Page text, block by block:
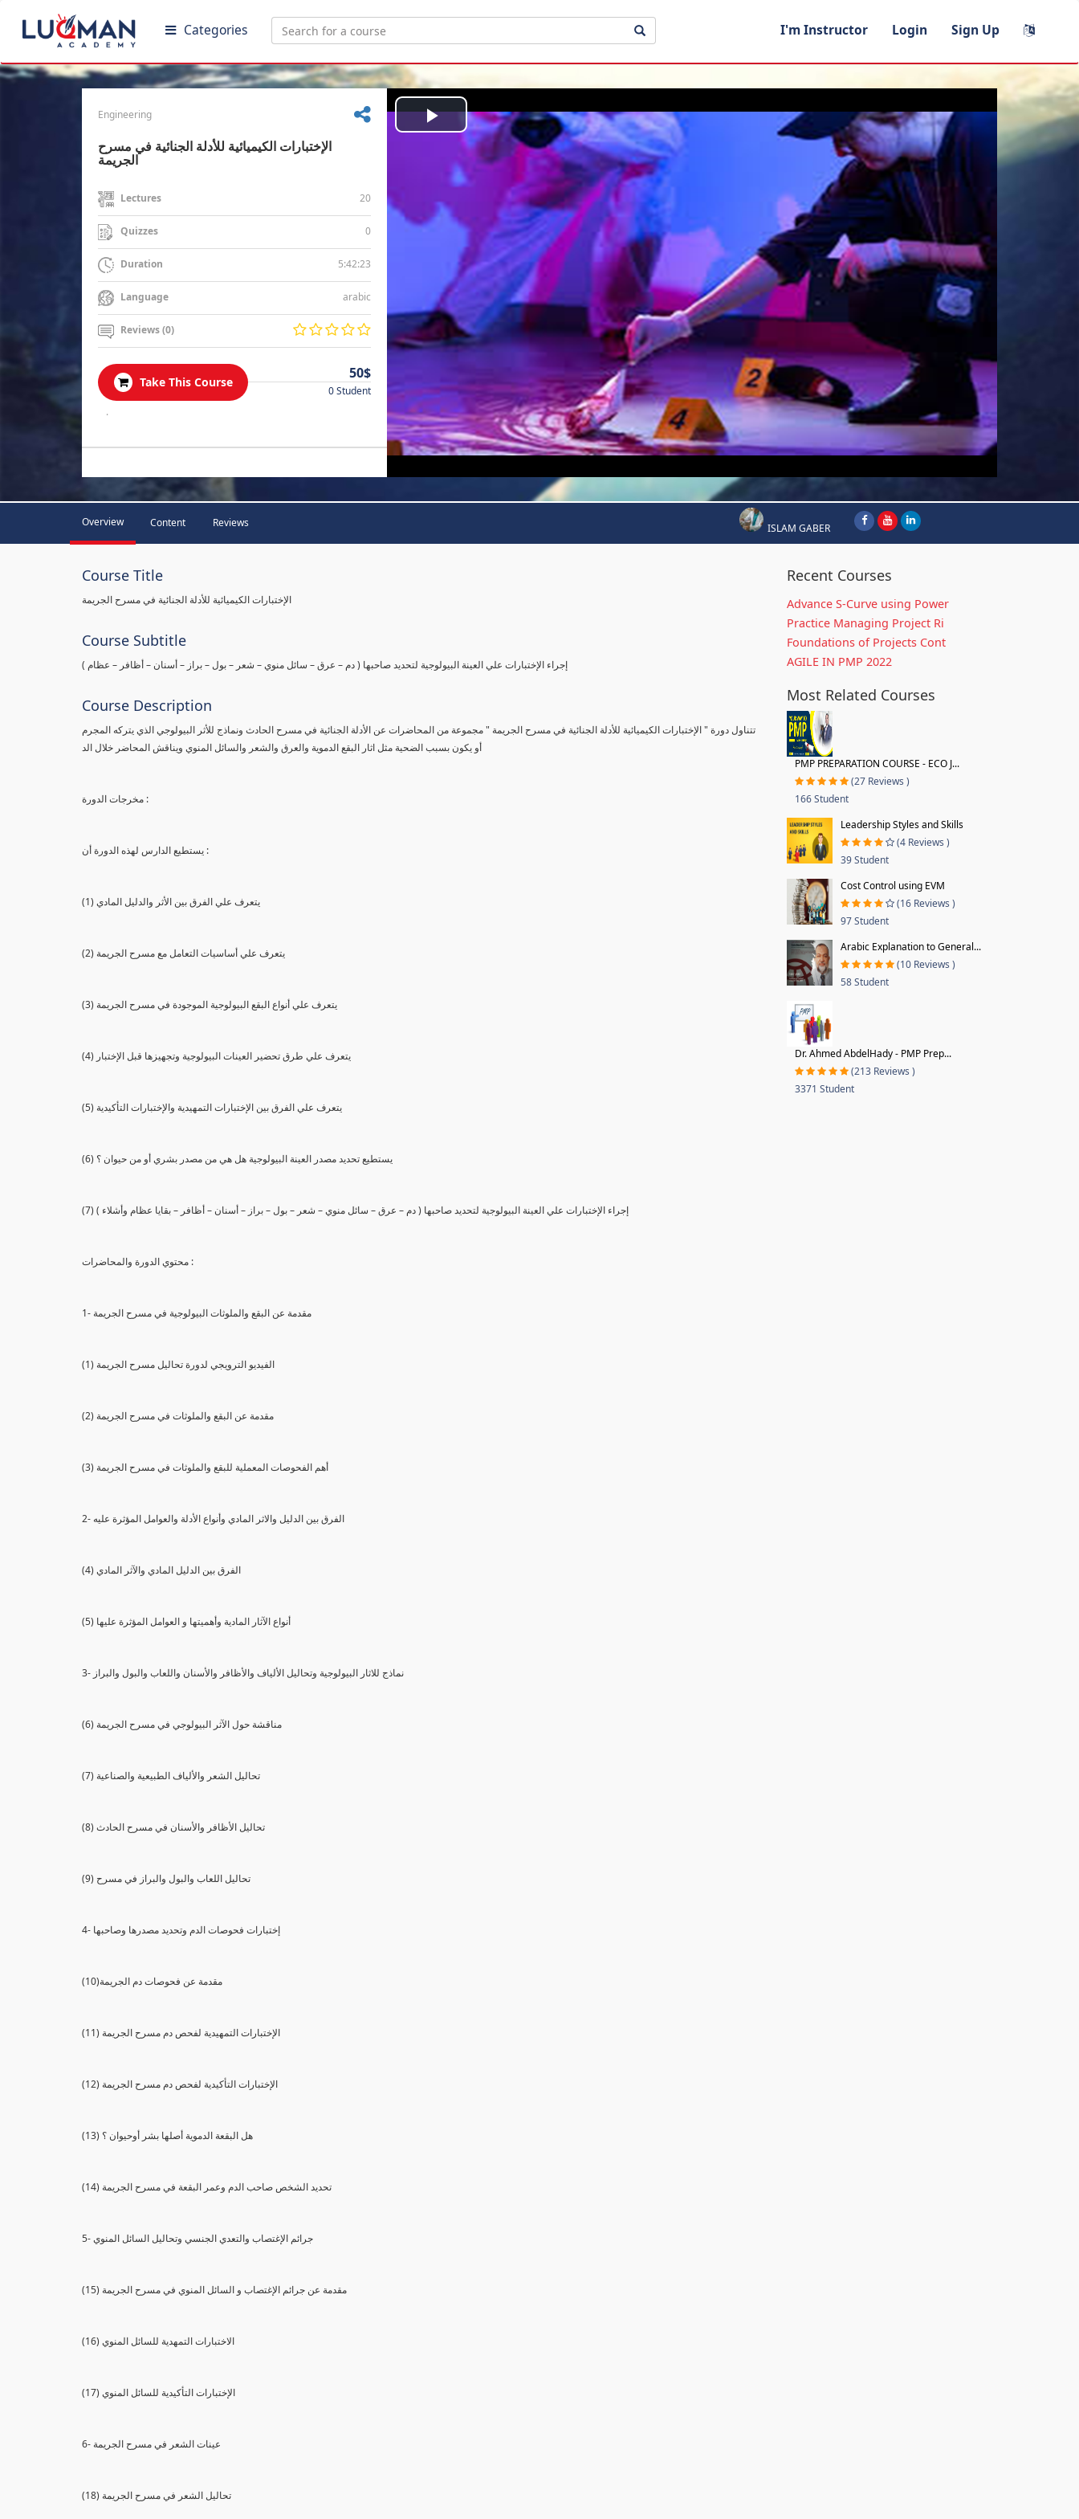
Categories I'm Instructor Login Sign Up
Engineering
الإختبارات الكيميائية للأدلة الجنائية في مسرح
الجريمة
Lectures 20
Quizzes 0
Duration 5:42:23
Language arabic
Reviews (0)
Take This Course
50$
0 Student
.
Play
Video
Overview Content Reviews ISLAM GABER
Course Title
الإختبارات الكيميائية للأدلة الجنائية في مسرح الجريمة
Course Subtitle
( إجراء الإختبارات علي العينة البيولوجية لتحديد صاحبها ( دم – عرق – سائل منوي – شعر – بول – براز – أسنان – أظافر – عظام
Course Description
تتناول دورة " الإختبارات الكيميائية للأدلة الجنائية في مسرح الجريمة " مجموعة من المحاضرات عن الأدلة الجنائية في مسرح الحادث ونماذج للأثر البيولوجي الذي يتركه المجرم
أو يكون بسبب الضحية مثل اثار البقع الدموية والعرق والشعر والسائل المنوي ويناقش المحاضر خلال الد
مخرجات الدورة :
يستطيع الدارس لهذه الدورة أن :
(1) يتعرف علي الفرق بين الأثر والدليل المادي
(2) يتعرف علي أساسيات التعامل مع مسرح الجريمة
(3) يتعرف علي أنواع البقع البيولوجية الموجودة في مسرح الجريمة
(4) يتعرف علي طرق تحضير العينات البيولوجية وتجهيزها قبل الإختبار
(5) يتعرف علي الفرق بين الإختبارات التمهيدية والإختبارات التأكيدية
(6) يستطيع تحديد مصدر العينة البيولوجية هل هي من مصدر بشري أو من حيوان ؟
(7) إجراء الإختبارات علي العينة البيولوجية لتحديد صاحبها ( دم – عرق – سائل منوي – شعر – بول – براز – أسنان – أظافر – بقايا عظام وأشلاء )
محتوي الدورة والمحاضرات :
1- مقدمة عن البقع والملوثات البيولوجية في مسرح الجريمة
(1) الفيديو الترويجي لدورة تحاليل مسرح الجريمة
(2) مقدمة عن البقع والملوثات في مسرح الجريمة
(3) أهم الفحوصات المعملية للبقع والملوثات في مسرح الجريمة
2- الفرق بين الدليل والاثر المادي وأنواع الأدلة والعوامل المؤثرة عليه
(4) الفرق بين الدليل المادي والآثر المادي
(5) أنواع الآثار المادية وأهميتها و العوامل المؤثرة عليها
3- نماذج للاثار البيولوجية وتحاليل الألياف والأظافر والأسنان واللعاب والبول والبراز
(6) مناقشة حول الآثر البيولوجي في مسرح الجريمة
(7) تحاليل الشعر والألياف الطبيعية والصناعية
(8) تحاليل الأظافر والأسنان في مسرح الحادث
(9) تحاليل اللعاب والبول والبراز في مسرح
4- إختبارات فحوصات الدم وتحديد مصدرها وصاحبها
(10)مقدمة عن فحوصات دم الجريمة
(11) الإختبارات التمهيدية لفحص دم مسرح الجريمة
(12) الإختبارات التأكيدية لفحص دم مسرح الجريمة
(13) هل البقعة الدموية أصلها بشر أوحيوان ؟
(14) تحديد الشخص صاحب الدم وعمر البقعة في مسرح الجريمة
5- جرائم الإغتصاب والتعدي الجنسي وتحاليل السائل المنوي
(15) مقدمة عن جرائم الإغتصاب و السائل المنوي في مسرح الجريمة
(16) الاختبارات التمهدية للسائل المنوي
(17) الإختبارات التأكيدية للسائل المنوي
6- عينات الشعر في مسرح الجريمة
(18) تحاليل الشعر في مسرح الجريمة
Recent Courses
Advance S-Curve using Power
Practice Managing Project Ri
Foundations of Projects Cont
AGILE IN PMP 2022
Most Related Courses
PMP PREPARATION COURSE - ECO J...
(27 Reviews )
166 Student
Leadership Styles and Skills
(4 Reviews )
39 Student
Cost Control using EVM
(16 Reviews )
97 Student
Arabic Explanation to General...
(10 Reviews )
58 Student
Dr. Ahmed AbdelHady - PMP Prep...
(213 Reviews )
3371 Student